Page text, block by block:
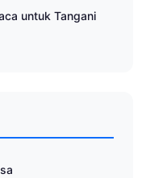
untuk Tangani